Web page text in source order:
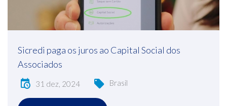
Sicredi paga os juros ao Capital Social dos
Associados
31 dez, 2024 Brasil